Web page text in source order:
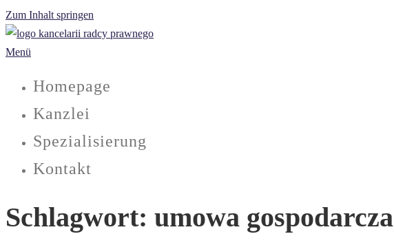
Zum Inhalt springen
Menü
Homepage
Kanzlei
Spezialisierung
Kontakt
Schlagwort: umowa gospodarcza